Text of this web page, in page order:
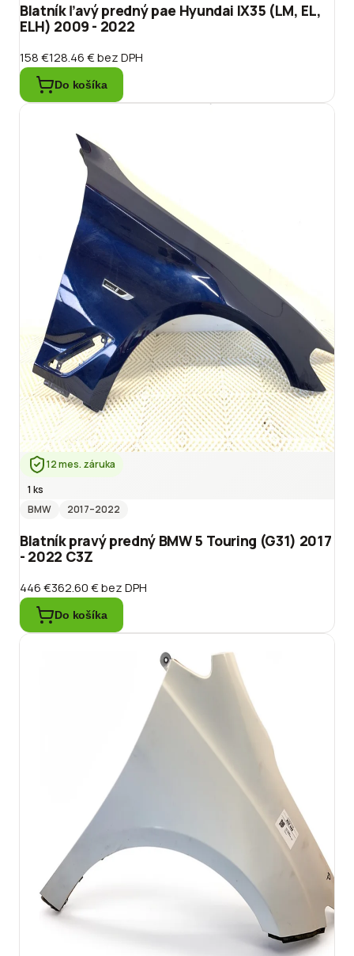
Blatník ľavý predný pae Hyundai IX35 (LM, EL,
ELH) 2009 - 2022
158 €128.46 €bez DPH
Do košíka
12 mes. záruka
1 ks
BMW
2017–2022
Blatník pravý predný BMW 5 Touring (G31) 2017
- 2022 C3Z
446 €362.60 €bez DPH
Do košíka